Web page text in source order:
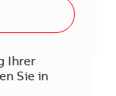
Ihrer
Sie in